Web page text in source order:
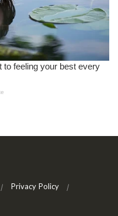
Privacy Policy